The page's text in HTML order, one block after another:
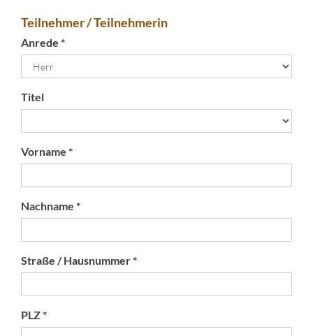
Teilnehmer / Teilnehmerin
Anrede *
Titel
Vorname *
Nachname *
Straße / Hausnummer *
PLZ *